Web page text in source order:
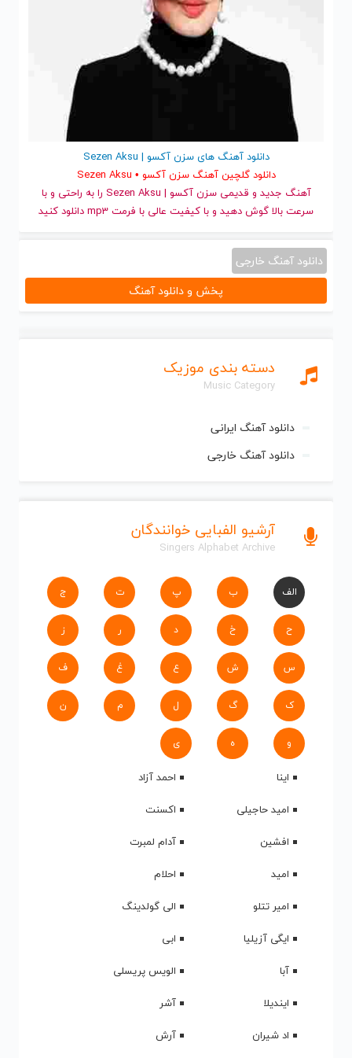
دسته بندی موزیک
Music Category
دانلود آهنگ ایرانی
دانلود آهنگ خارجی
آرشیو الفبایی خوانندگان
Singers Alphabet Archive
الف ب پ ت ج
ح خ د ر ز
س ش ع غ ف
ک گ ل م ن
و ه ی
اینا
احمد آزاد
امید حاجیلی
اکسنت
افشین
آدام لمبرت
امید
احلام
امیر تتلو
الی گولدینگ
ایگی آزیلیا
ابی
آبا
الویس پریسلی
ایندیلا
آشر
اد شیران
آرش
دانلود آهنگ های سزن آکسو | Sezen Aksu
دانلود گلچین آهنگ سزن آکسو • Sezen Aksu
آهنگ جدید
و قدیمی سزن آکسو | Sezen Aksu را به راحتی و با
سرعت بالا گوش دهید و با کیفیت عالی با فرمت mp3 دانلود کنید
دانلود آهنگ خارجی
پخش و دانلود آهنگ